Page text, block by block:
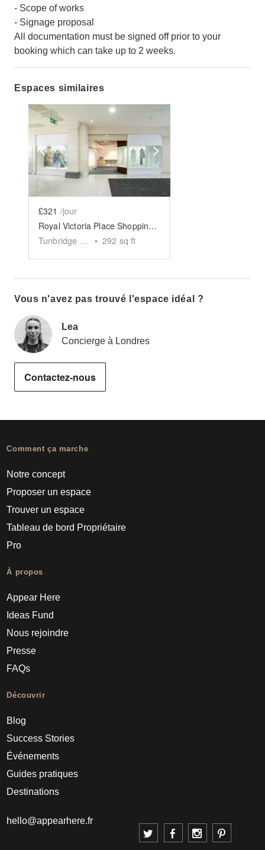
- Scope of works
- Signage proposal
All documentation must be signed off prior to your
booking which can take up to 2 weeks.
Espaces similaires
Show previous slide
£321 /jour
Royal Victoria Place Shopping Centre – Ground Floor Shop
Tunbridge Wells
• 292 sq ft
Vous n'avez pas trouvé l'espace idéal ?
Lea
Concierge à Londres
Contactez-nous
Comment ça marche
Notre concept
Proposer un espace
Trouver un espace
Tableau de bord Propriétaire
Pro
À propos
Appear Here
Ideas Fund
Nous rejoindre
Presse
FAQs
Découvrir
Blog
Success Stories
Événements
Guides pratiques
Destinations
hello@appearhere.fr